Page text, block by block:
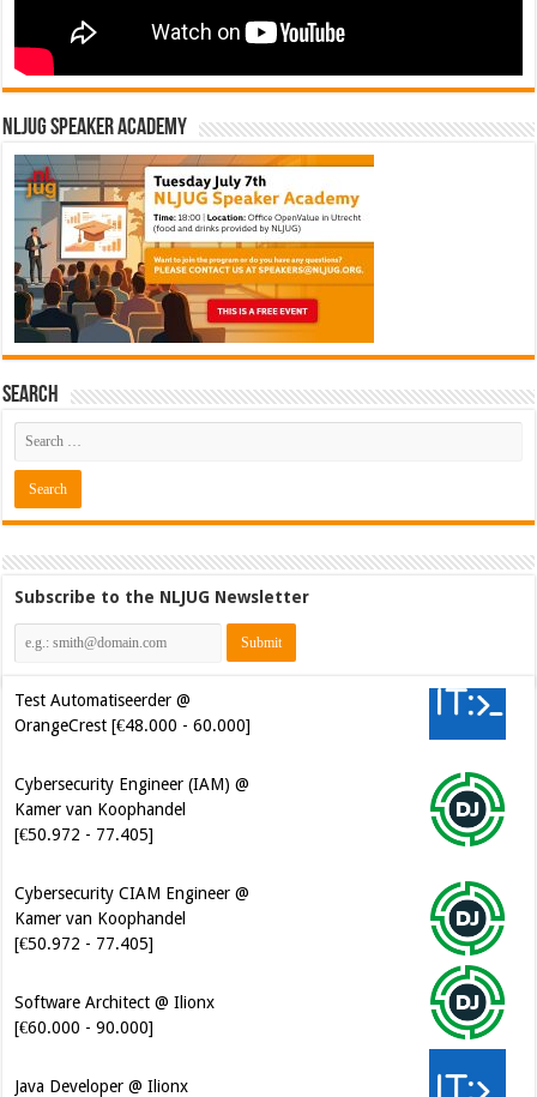
NLJUG Speaker Academy
Search
Subscribe to the NLJUG Newsletter
Test Automatiseerder @
OrangeCrest [€48.000 - 60.000]
Cybersecurity Engineer (IAM) @
Kamer van Koophandel
[€50.972 - 77.405]
Cybersecurity CIAM Engineer @
Kamer van Koophandel
[€50.972 - 77.405]
Software Architect @ Ilionx
[€60.000 - 90.000]
Java Developer @ Ilionx